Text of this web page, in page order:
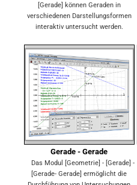
[Gerade] können Geraden in
verschiedenen Darstellungsformen
interaktiv untersucht werden.
Gerade - Gerade
Das Modul [Geometrie] - [Gerade] -
[Gerade- Gerade] ermöglicht die